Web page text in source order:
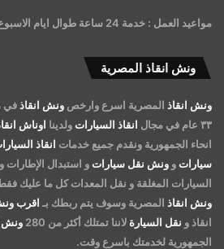
مواعيد العمل : خدمة 24 ساعة طوال ايام الاسبوع.
ونش انقاذ المصرية
ونش انقاذ المصرية اسرع وارخص ونش انقاذفي
٣٣ عام في مجال
انقاذ السيارات ولدينا اوناش
انحاء الجمهورية ونقدم جميع خدمات انقاذ
سيارات و ونش نقل سيارات و استبدال الإطارات
السيارات المغلقة و نقل المعدات كل ما عليك
ونش انقاذ المصرية وسوف يتم ربطك بـ اقرب
انقاذ و نقل السيارة لاننا تمتلك أكثر من 280 ونش
الجمهورية لخدمتك باسرع وقت.